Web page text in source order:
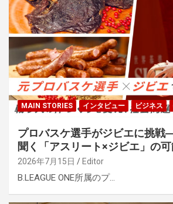
MAIN STORIES インタビュー ビジネス
プロバスケ選手がジビエに挑
聞く「アスリート×ジビエ」の
2026年7月15日 Editor
B.LEAGUE ONE所属のプ…